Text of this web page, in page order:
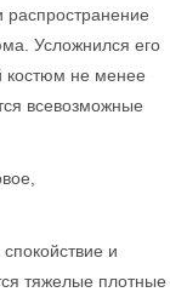
распространение
Усложнился его
костюм не менее
всевозможные
и
тяжелые плотные